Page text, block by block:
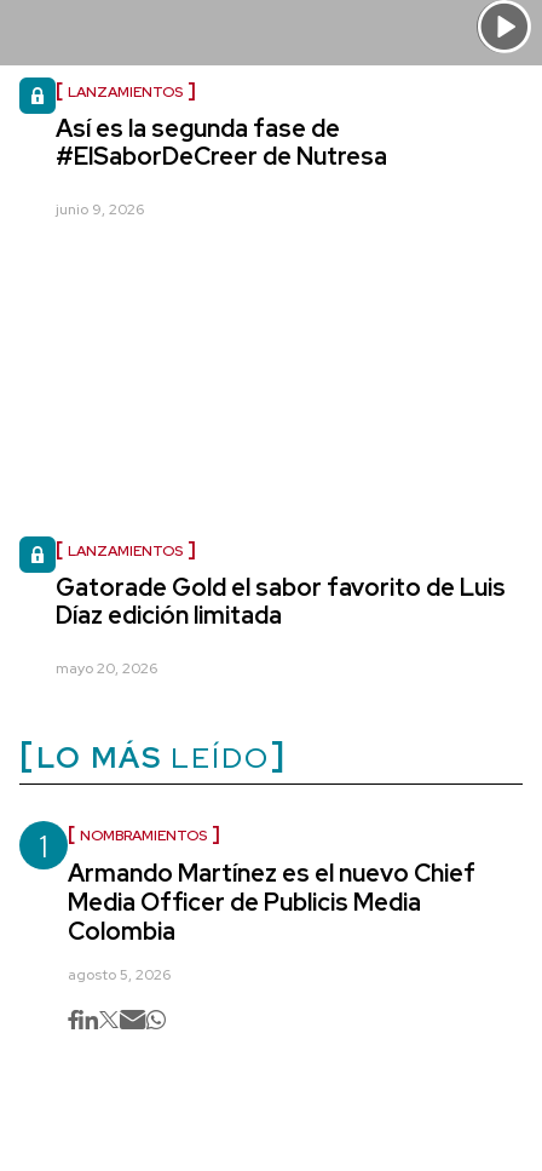
LANZAMIENTOS
Así es la segunda fase de
#ElSaborDeCreer de Nutresa
junio 9, 2026
LANZAMIENTOS
Gatorade Gold el sabor favorito de Luis
Díaz edición limitada
mayo 20, 2026
LO MÁS LEÍDO
1 NOMBRAMIENTOS
Armando Martínez es el nuevo Chief
Media Officer de Publicis Media
Colombia
agosto 5, 2026